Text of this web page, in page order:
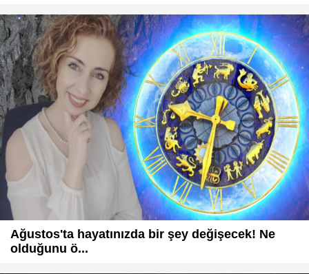
Ağustos'ta hayatınızda bir şey değişecek! Ne
olduğunu ö...